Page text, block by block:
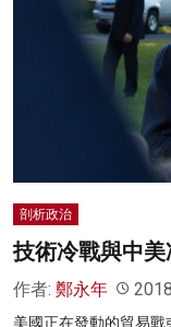
剖析政治
技術冷戰與中
作者: 鄭永年
美國正在發動的貿易